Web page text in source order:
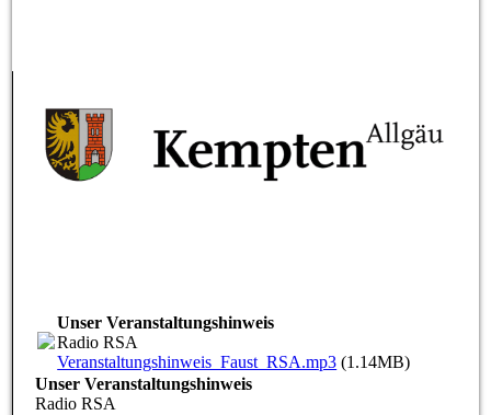
Unser Veranstaltungshinweis
Radio RSA
Veranstaltungshinweis_Faust_RSA.mp3 (1.14MB)
Unser Veranstaltungshinweis
Radio RSA